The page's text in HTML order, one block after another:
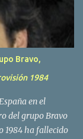
Bravo,
1984
en el
del grupo Bravo
1984 ha fallecido